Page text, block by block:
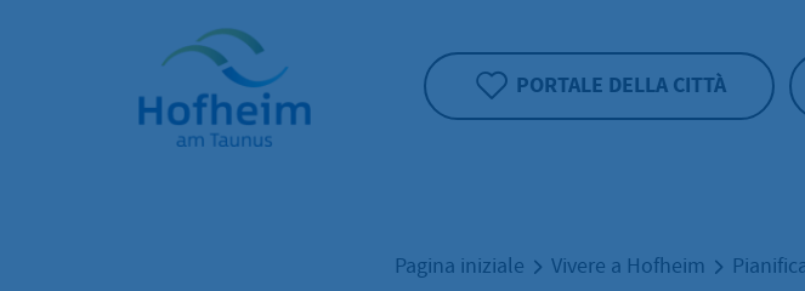
Home"
PORTALE DELLA CITTÀ
Pagina iniziale Vivere a Hofheim